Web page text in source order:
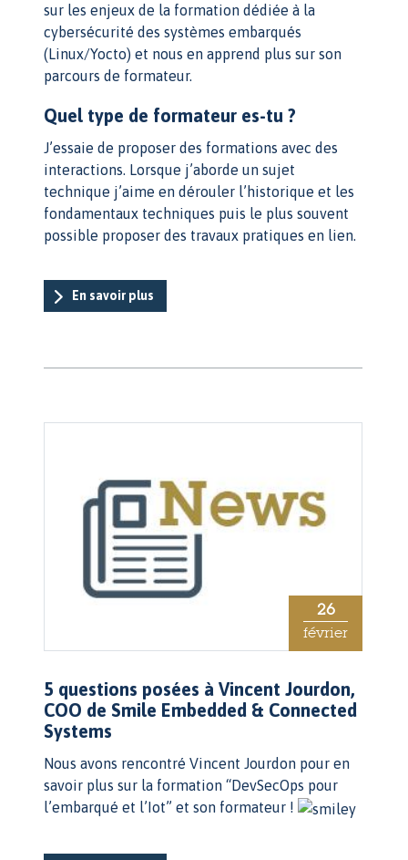
sur les enjeux de la formation dédiée à la
cybersécurité des systèmes embarqués
(Linux/Yocto) et nous en apprend plus sur son
parcours de formateur.
Quel type de formateur es-tu ?
J’essaie de proposer des formations avec des
interactions. Lorsque j’aborde un sujet
technique j’aime en dérouler l’historique et les
fondamentaux techniques puis le plus souvent
possible proposer des travaux pratiques en lien.
En savoir plus
26
février
5 questions posées à Vincent Jourdon,
COO de Smile Embedded & Connected
Systems
Nous avons rencontré Vincent Jourdon pour en
savoir plus sur la formation “DevSecOps pour
l’embarqué et l’Iot” et son formateur !